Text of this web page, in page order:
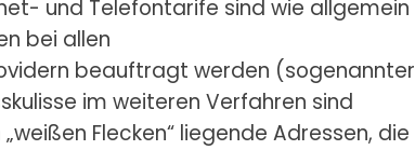
und Telefontarife sind wie allgemein
bei allen
beauftragt werden (sogenannter
im weiteren Verfahren sind
Flecken“ liegende Adressen, die